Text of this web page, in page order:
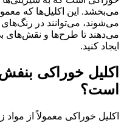
می‌بخشد. این اکلیل‌ها که
می‌شوند، می‌توانند در
می‌دهند تا طرح‌ها و نقش‌های
ایجاد کنید.
اکلیل خوراکی
است؟
اکلیل خوراکی معمولاً از